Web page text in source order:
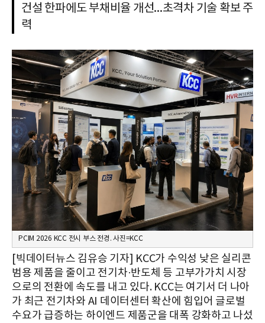
건설 한파에도 부채비율 개선...초격차 기술 확보 주
력
PCIM 2026 KCC 전시 부스 전경. 사진=KCC
[빅데이터뉴스 김유승 기자] KCC가 수익성 낮은 실리콘
범용 제품을 줄이고 전기차·반도체 등 고부가가치 시장
으로의 전환에 속도를 내고 있다. KCC는 여기서 더 나아
가 최근 전기차와 AI 데이터센터 확산에 힘입어 글로벌
수요가 급증하는 하이엔드 제품군을 대폭 강화하고 나섰